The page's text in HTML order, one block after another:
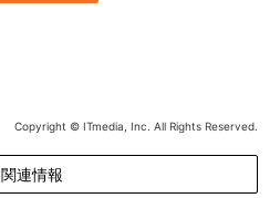
Copyright © ITmedia, Inc. All Rights Reserved.
関連情報